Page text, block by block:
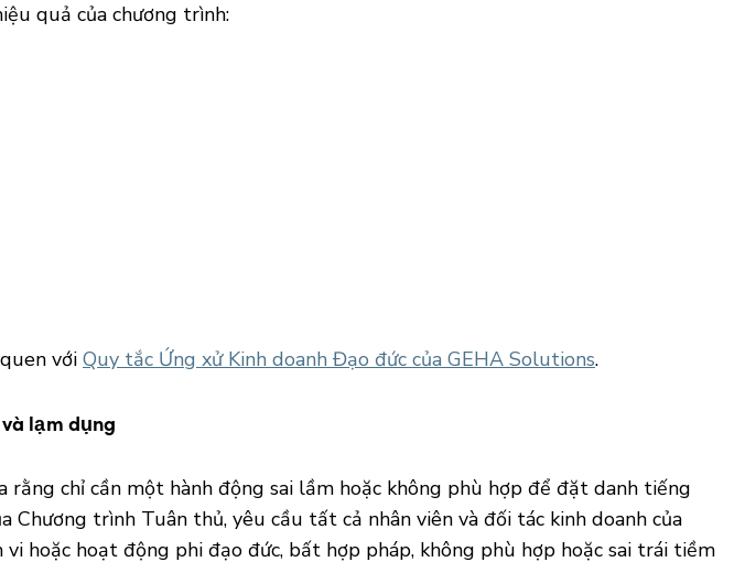
quả của chương trình:
với Quy tắc Ứng xử Kinh doanh Đạo đức của GEHA Solutions.
lạm dụng
chỉ cần một hành động sai lầm hoặc không phù hợp để đặt danh tiếng
trình Tuân thủ, yêu cầu tất cả nhân viên và đối tác kinh doanh của
hoặc hoạt động phi đạo đức, bất hợp pháp, không phù hợp hoặc sai trái tiềm